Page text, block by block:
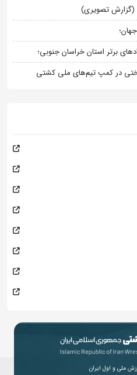
(گزارش تصویری)
برتر استان خراسان جنوبی؛
در کمپ تیم‌های ملی کشتی
ملی و اول ایران